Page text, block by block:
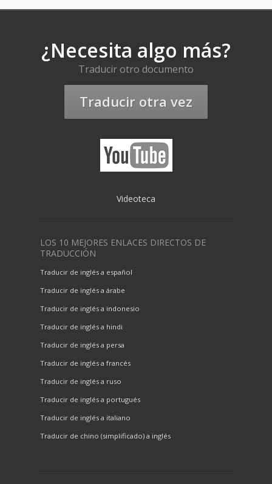
¿Necesita algo más?
Traducir otro documento
Traducir otra vez
Videoteca
LOS 10 MEJORES ENLACES DIRECTOS DE
TRADUCCIÓN
Traducir de inglés a español
Traducir de inglés a árabe
Traducir de inglés a indonesio
Traducir de inglés a hindi
Traducir de inglés a persa
Traducir de inglés a francés
Traducir de inglés a ruso
Traducir de inglés a portugués
Traducir de inglés a italiano
Traducir de chino (simplificado) a inglés